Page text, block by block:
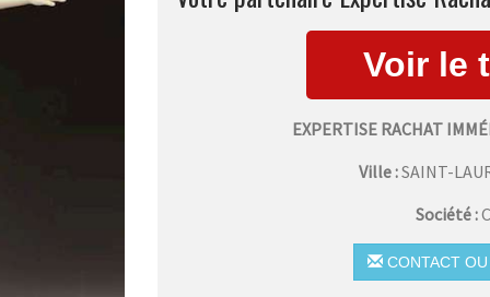
EXPERTISE RACHAT
Ville :SAINT-
Société :
CONTACT OU